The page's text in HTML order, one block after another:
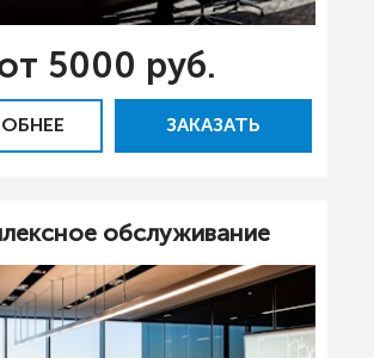
5000 руб.
ЗАКАЗАТЬ
обслуживание